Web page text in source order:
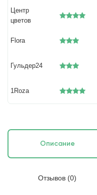
Центр
цветов
Flora
Гульдер24
1Roza
Описание
Отзывов (0)